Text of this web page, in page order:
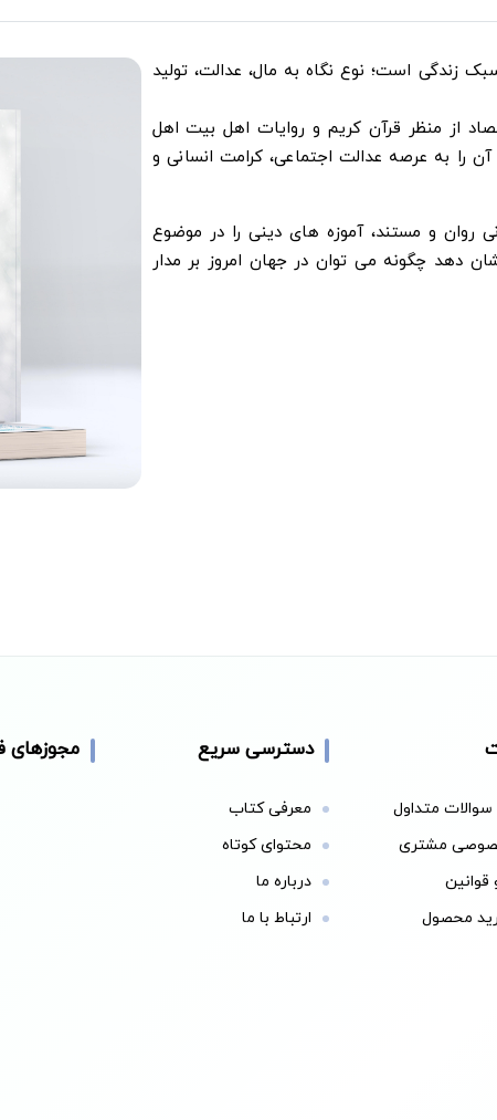
زندگی است؛ نوع نگاه به مال، عدالت، تولید
از منظر قرآن کریم و روایات اهل بیت اهل
را به عرصه عدالت اجتماعی، کرامت انسانی و
روان و مستند، آموزه های دینی را در موضوع
دهد چگونه می توان در جهان امروز بر مدار
سوالات متداول
مشتری
قوانین
محصول
دسترسی سریع
معرفی کتاب
محتوای کوتاه
درباره ما
ارتباط با ما
مجوزهای